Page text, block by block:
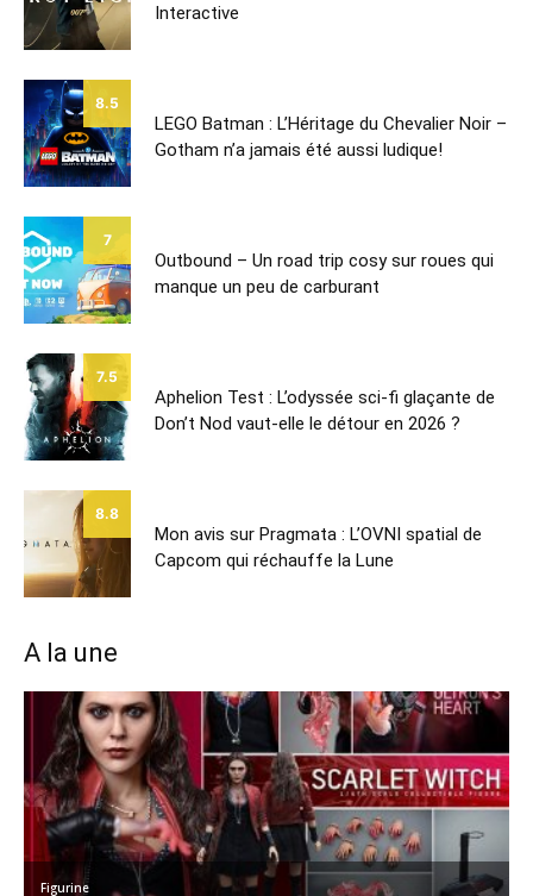
Interactive
8.5
LEGO Batman : L’Héritage du Chevalier Noir –
Gotham n’a jamais été aussi ludique!
7
Outbound – Un road trip cosy sur roues qui
manque un peu de carburant
7.5
Aphelion Test : L’odyssée sci-fi glaçante de
Don’t Nod vaut-elle le détour en 2026 ?
8.8
Mon avis sur Pragmata : L’OVNI spatial de
Capcom qui réchauffe la Lune
A la une